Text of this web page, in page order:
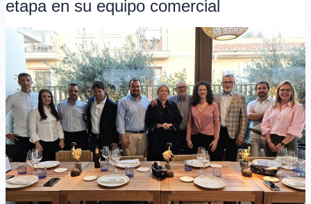
etapa en su equipo comercial
Spain
anuncia
nueva
etapa
en
su
equipo
comercial